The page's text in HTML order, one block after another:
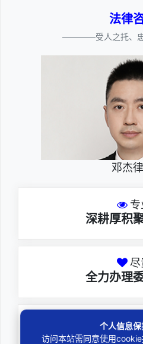
法律
————受人之托、
邓杰
专
深耕厚积
尽
全力办理
务
扎实维护
个人信息
访问本站需同意使用cookie